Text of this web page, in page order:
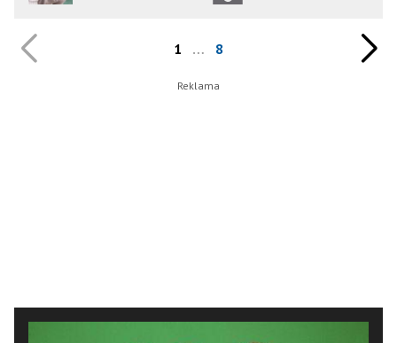
1 … 8